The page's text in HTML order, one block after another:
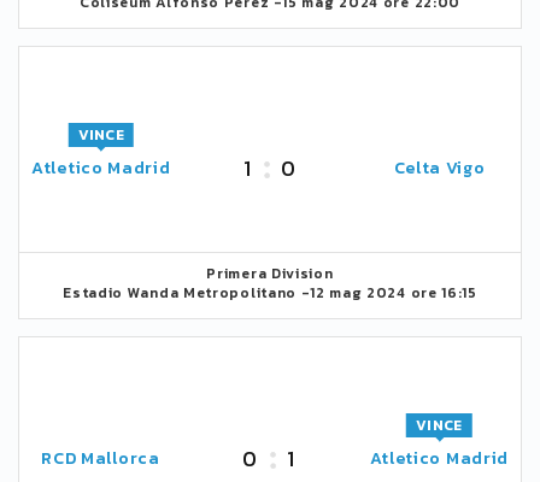
Atletico Madrid
VINCE
1 0 Celta Vigo
Primera Division
Estadio Wanda Metropolitano -12 mag 2024 ore 16:15
RCD Mallorca 0 1 Atletico Madrid
VINCE